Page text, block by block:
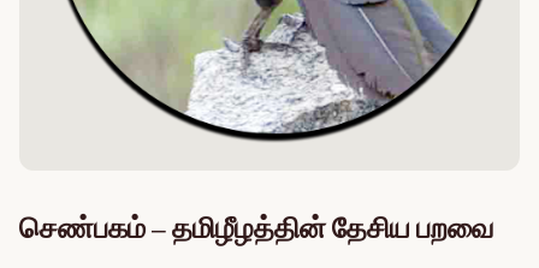
செண்பகம் – தமிழீழத்தின் தேசிய பறவை